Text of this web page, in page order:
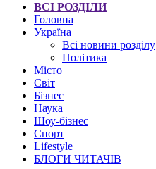
ВСІ РОЗДІЛИ
Головна
Україна
Всі новини розділу
Політика
Місто
Світ
Бізнес
Наука
Шоу-бізнес
Спорт
Lifestyle
БЛОГИ ЧИТАЧІВ